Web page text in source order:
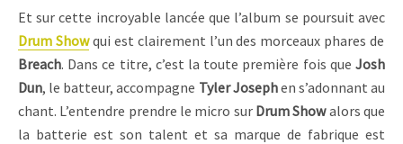
Et sur cette incroyable lancée que l’album se poursuit avec
Drum Showqui est clairement l’un des morceaux phares de
Breach. Dans ce titre, c’est la toute première fois que Josh
Dun, le batteur, accompagne Tyler Josephen s’adonnant au
chant. L’entendre prendre le micro sur Drum Showalors que
la batterie est son talent et sa marque de fabrique est